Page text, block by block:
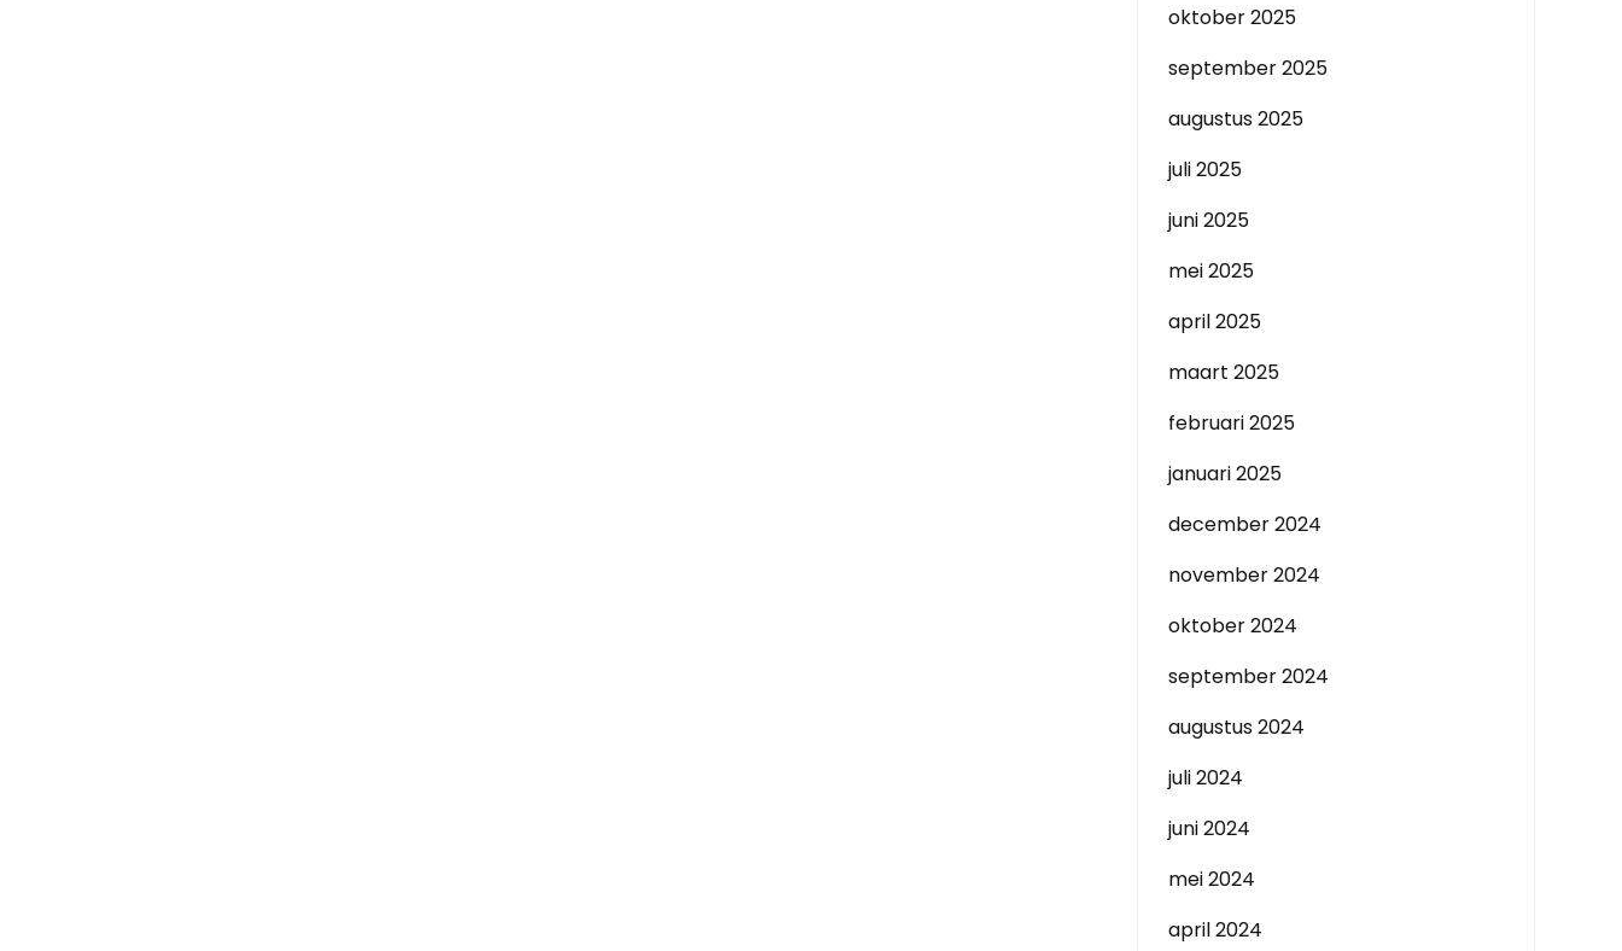
oktober 2025
september 2025
augustus 2025
juli 2025
juni 2025
mei 2025
april 2025
maart 2025
februari 2025
januari 2025
december 2024
november 2024
oktober 2024
september 2024
augustus 2024
juli 2024
juni 2024
mei 2024
april 2024